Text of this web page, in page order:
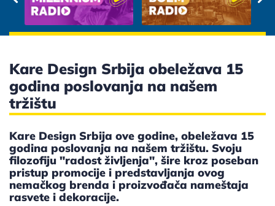
Kare Design Srbija obeležava 15
godina poslovanja na našem
tržištu
Kare Design Srbija ove godine, obeležava 15
godina poslovanja na našem tržištu. Svoju
filozofiju "radost življenja", šire kroz poseban
pristup promocije i predstavljanja ovog
nemačkog brenda i proizvođača nameštaja
rasvete i dekoracije.